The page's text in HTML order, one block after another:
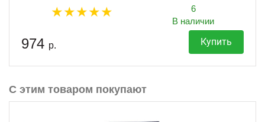
6
В наличии
974 р. Купить
С этим товаром покупают